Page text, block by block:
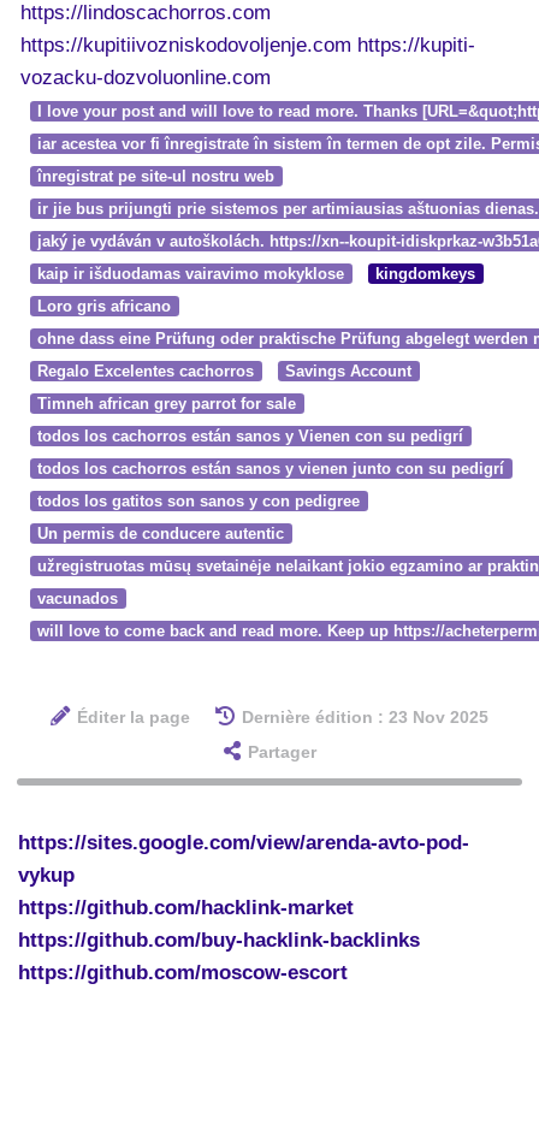
https://lindoscachorros.com
https://kupitiivozniskodovoljenje.com https://kupiti-
vozacku-dozvoluonline.com
I love your post and will love to read more. Thanks
iar acestea vor fi înregistrate în sistem în termen de opt zile.
înregistrat pe site-ul nostru web
ir jie bus prijungti prie sistemos per artimiausias aštuonias
jaký je vydáván v autoškolách. https://xn--koupit-idiskprkaz-
kaip ir išduodamas vairavimo mokyklose
kingdomkeys
Loro gris africano
ohne dass eine Prüfung oder praktische Prüfung abgelegt
Regalo Excelentes cachorros
Savings Account
Timneh african grey parrot for sale
todos los cachorros están sanos y Vienen con su pedigrí
todos los cachorros están sanos y vienen junto con su pedigrí
todos los gatitos son sanos y con pedigree
Un permis de conducere autentic
užregistruotas mūsų svetainėje nelaikant jokio egzamino ar
vacunados
will love to come back and read more. Keep up https://
Éditer la page
Dernière édition : 23 Nov 2025
Partager
https://sites.google.com/view/arenda-avto-pod-
vykup
https://github.com/hacklink-market
https://github.com/buy-hacklink-backlinks
https://github.com/moscow-escort